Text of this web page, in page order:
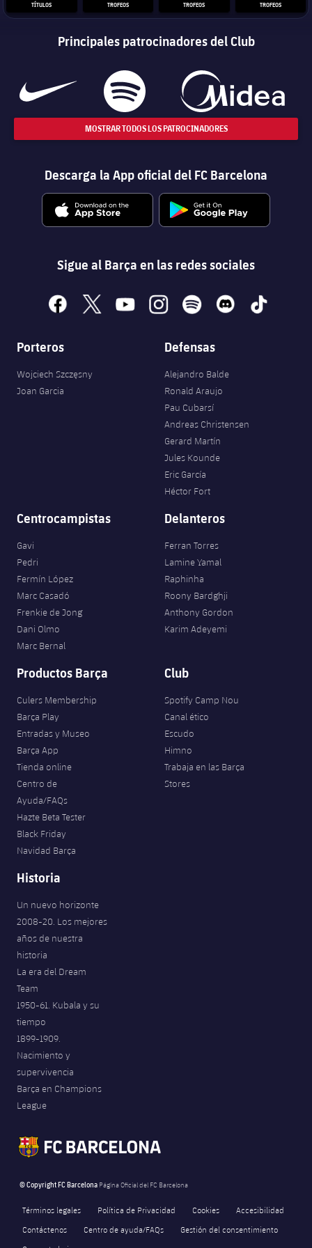
TÍTULOS TROFEOS TROFEOS TROFEOS
Principales patrocinadores del Club
MOSTRAR TODOS LOS PATROCINADORES
Descarga la App oficial del FC Barcelona
Sigue al Barça en las redes sociales
facebook
x youtubeinstagramspotify discord tiktok
Porteros
Wojciech Szczęsny
Joan Garcia
Defensas
Alejandro Balde
Ronald Araujo
Pau Cubarsí
Andreas Christensen
Gerard Martín
Jules Kounde
Eric García
Héctor Fort
Centrocampistas
Gavi
Pedri
Fermín López
Marc Casadó
Frenkie de Jong
Dani Olmo
Marc Bernal
Delanteros
Ferran Torres
Lamine Yamal
Raphinha
Roony Bardghji
Anthony Gordon
Karim Adeyemi
Productos Barça
Culers Membership
Barça Play
Entradas y Museo
Barça App
Tienda online
Centro de
Ayuda/FAQs
Hazte Beta Tester
Black Friday
Navidad Barça
Club
Spotify Camp Nou
Canal ético
Escudo
Himno
Trabaja en las Barça
Stores
Historia
Un nuevo horizonte
2008-20. Los mejores
años de nuestra
historia
La era del Dream
Team
1950-61. Kubala y su
tiempo
1899-1909.
Nacimiento y
supervivencia
Barça en Champions
League
© Copyright FC Barcelona Página Oficial del FC Barcelona
Términos legales Política de Privacidad Cookies
Accesibilidad
Contáctenos
Centro de ayuda/FAQs
Gestión del consentimiento